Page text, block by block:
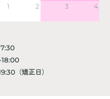
1 2 3 4
18:00
（矯正日）